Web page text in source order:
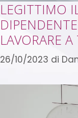
LEGITTIMO
LAVORARE
26/10/2023 di